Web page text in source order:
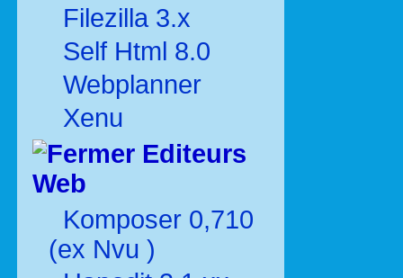
Filezilla 3.x
Self Html 8.0
Webplanner
Xenu
Editeurs
Web
Komposer 0,710
(ex Nvu )